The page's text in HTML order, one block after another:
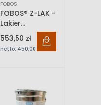
FOBOS
FOBOS® Z-LAK -
Lakier
ogniochronny
(5 L)
553,50 zł
netto: 450,00 zł